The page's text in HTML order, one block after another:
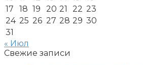
17
18 19 20 21 22 23
24 25 26 27 28 29 30
31
« Июл
Свежие записи